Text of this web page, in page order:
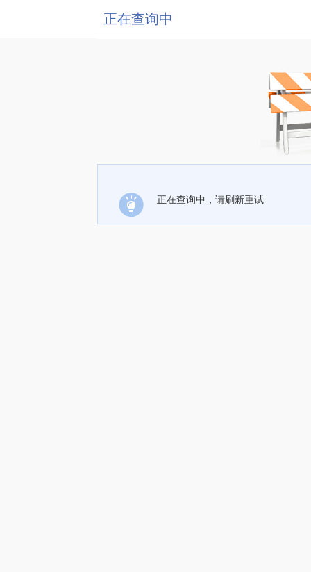
正在查询中
正在查询中，请刷新重试